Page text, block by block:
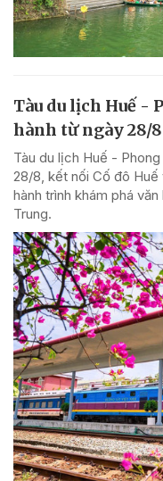
Tàu du lịch Huế -
hành từ ngày 28/8
Tàu du lịch Huế -
28/8, kết nối Cố đô Huế
hành trình khám phá
Trung.